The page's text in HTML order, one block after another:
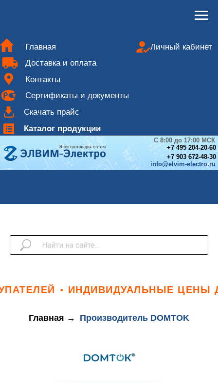
Доставка и оплата
Сертификаты и документы
Скачать прайс
Каталог продукции
ИНДИВИДУАЛЬНЫЕ ЦЕНЫ
Главная → Производитель DOMTOK